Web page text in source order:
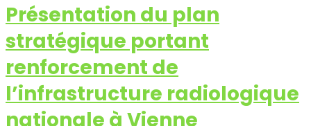
Présentation du plan
stratégique portant
renforcement de
l’infrastructure radiologique
nationale à Vienne